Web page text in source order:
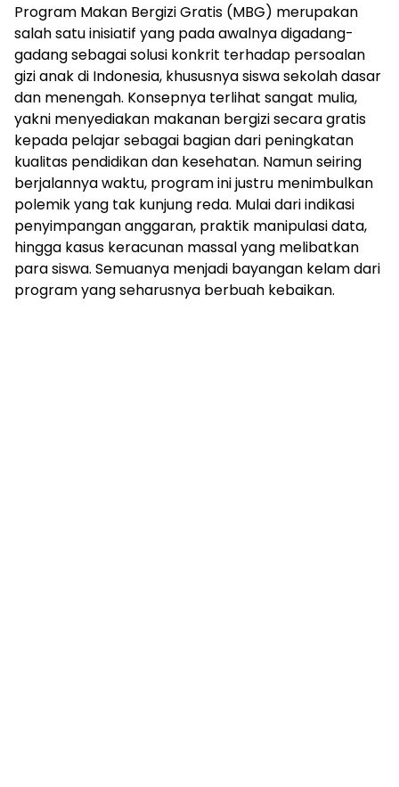
Program Makan Bergizi Gratis (MBG) merupakan
salah satu inisiatif yang pada awalnya digadang-
gadang sebagai solusi konkrit terhadap persoalan
gizi anak di Indonesia, khususnya siswa sekolah dasar
dan menengah. Konsepnya terlihat sangat mulia,
yakni menyediakan makanan bergizi secara gratis
kepada pelajar sebagai bagian dari peningkatan
kualitas pendidikan dan kesehatan. Namun seiring
berjalannya waktu, program ini justru menimbulkan
polemik yang tak kunjung reda. Mulai dari indikasi
penyimpangan anggaran, praktik manipulasi data,
hingga kasus keracunan massal yang melibatkan
para siswa. Semuanya menjadi bayangan kelam dari
program yang seharusnya berbuah kebaikan.